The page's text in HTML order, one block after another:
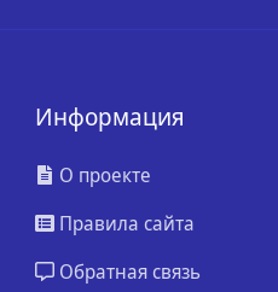
Информация
О проекте
Правила сайта
Обратная связь